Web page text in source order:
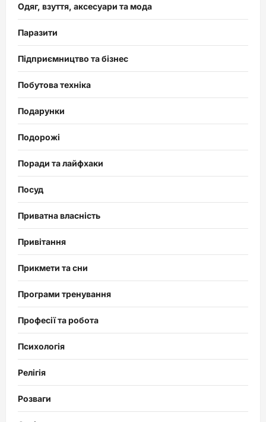
Одяг, взуття, аксесуари та мода
Паразити
Підприємництво та бізнес
Побутова техніка
Подарунки
Подорожі
Поради та лайфхаки
Посуд
Приватна власність
Привітання
Прикмети та сни
Програми тренування
Професії та робота
Психологія
Релігія
Розваги